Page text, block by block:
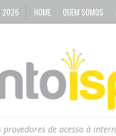
2026 HOME QUEM SOMOS
provedores de acesso à